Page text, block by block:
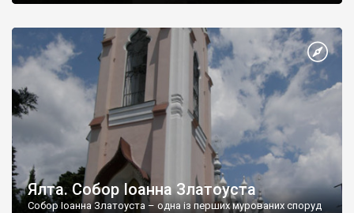
Ялта. Собор Іоанна Златоуста
Собор Іоанна Златоуста – одна із перших мурованих споруд